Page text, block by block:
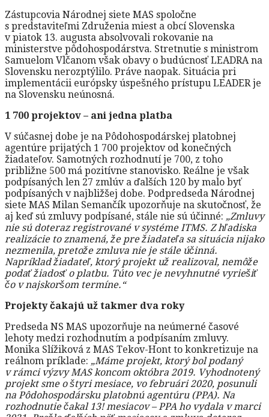
Zástupcovia Národnej siete MAS spoločne
s predstaviteľmi Združenia miest a obcí Slovenska
v piatok 13. augusta absolvovali rokovanie na
ministerstve pôdohospodárstva. Stretnutie s ministrom
Samuelom Vlčanom však obavy o budúcnosť LEADRA na
Slovensku nerozptýlilo. Práve naopak. Situácia pri
implementácii európsky úspešného prístupu LEADER je
na Slovensku neúnosná.
1 700 projektov – ani jedna platba
V súčasnej dobe je na Pôdohospodárskej platobnej
agentúre prijatých 1 700 projektov od konečných
žiadateľov. Samotných rozhodnutí je 700, z toho
približne 500 má pozitívne stanovisko. Reálne je však
podpísaných len 27 zmlúv a ďalších 120 by malo byť
podpísaných v najbližšej dobe. Podpredseda Národnej
siete MAS Milan Semančík upozorňuje na skutočnosť, že
aj keď sú zmluvy podpísané, stále nie sú účinné: „Zmluvy
nie sú doteraz registrované v systéme ITMS. Z hľadiska
realizácie to znamená, že pre žiadateľa sa situácia nijako
nezmenila, pretože zmluva nie je stále účinná.
Napríklad žiadateľ, ktorý projekt už realizoval, nemôže
podať žiadosť o platbu. Túto vec je nevyhnutné vyriešiť
čo v najskoršom termíne.“
Projekty čakajú už takmer dva roky
Predseda NS MAS upozorňuje na neúmerné časové
lehoty medzi rozhodnutím a podpísaním zmluvy.
Monika Slížiková z MAS Tekov-Hont to konkretizuje na
reálnom príklade: „Máme projekt, ktorý bol podaný
v rámci výzvy MAS koncom októbra 2019. Vyhodnotený
projekt sme o štyri mesiace, vo februári 2020, posunuli
na Pôdohospodársku platobnú agentúru (PPA). Na
rozhodnutie čakal 13! mesiacov – PPA ho vydala v marci